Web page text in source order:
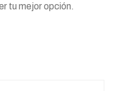
tu mejor opción.